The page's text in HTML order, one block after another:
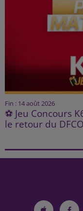
Fin : 14 août 2026
⚽ Jeu Concours
le retour du